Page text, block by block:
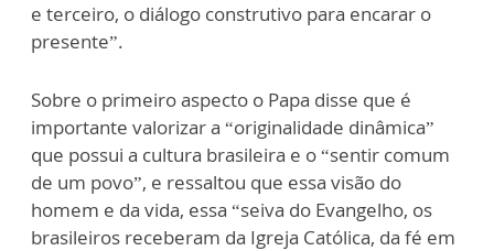
e terceiro, o diálogo construtivo para encarar o
presente”.
Sobre o primeiro aspecto o Papa disse que é
importante valorizar a “originalidade dinâmica”
que possui a cultura brasileira e o “sentir comum
de um povo”, e ressaltou que essa visão do
homem e da vida, essa “seiva do Evangelho, os
brasileiros receberam da Igreja Católica, da fé em